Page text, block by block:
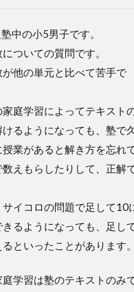
中の小5男子です。
ついての質問です。
他の単元と比べて苦手で
庭学習によってテキスト
るようになっても、塾で久
授業があると解き方を忘れ
数えもらしたりして、正解
サイコロの問題で足して10
きるようになっても、足し
といったことがあります。
学習は塾のテキストのみ